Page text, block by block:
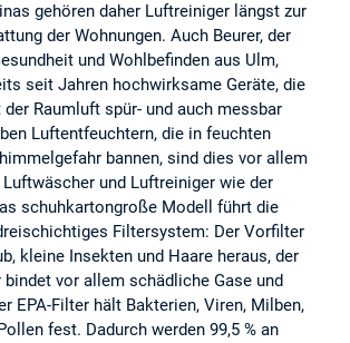
gehören daher Luftreiniger längst zur
der Wohnungen. Auch Beurer, der
und Wohlbefinden aus Ulm,
seit Jahren hochwirksame Geräte, die
Raumluft spür- und auch messbar
Luftentfeuchtern, die in feuchten
bannen, sind dies vor allem
und Luftreiniger wie der
schuhkartongroße Modell führt die
Filtersystem: Der Vorfilter
kleine Insekten und Haare heraus, der
vor allem schädliche Gase und
EPA-Filter hält Bakterien, Viren, Milben,
fest. Dadurch werden 99,5 % an